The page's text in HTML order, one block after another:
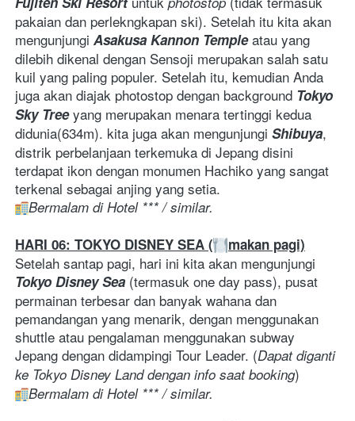
pakaian dan perlekngkapan ski). Setelah itu kita akan
mengunjungi Asakusa Kannon Temple atau yang
dilebih dikenal dengan Sensoji merupakan salah satu
kuil yang paling populer. Setelah itu, kemudian Anda
juga akan diajak photostop dengan background Tokyo
Sky Tree yang merupakan menara tertinggi kedua
didunia(634m). kita juga akan mengunjungi Shibuya,
distrik perbelanjaan terkemuka di Jepang disini
terdapat ikon dengan monumen Hachiko yang sangat
terkenal sebagai anjing yang setia.
Bermalam di Hotel *** / similar.
HARI 06: TOKYO DISNEY SEA (
makan pagi)
Tokyo Disney Sea (termasuk one day pass), pusat
permainan terbesar dan banyak wahana dan
pemandangan yang menarik, dengan menggunakan
shuttle atau pengalaman menggunakan subway
Jepang dengan didampingi Tour Leader. (Dapat diganti
ke Tokyo Disney Land dengan info saat booking)
Bermalam di Hotel *** / similar.